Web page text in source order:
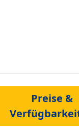
Preise &